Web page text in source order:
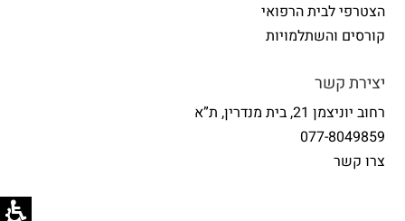
הצטרפי לבית הרפואי
קורסים והשתלמויות
יצירת קשר
רחוב יוניצמן 21, בית מנדרין, ת”א
077-8049859
צרו קשר